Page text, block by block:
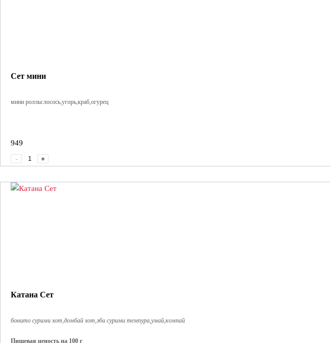
Сет мини
мини роллы:лосось,угорь,краб,огурец
949
-
+
Катана Сет
бонито сурими хот,домбай хот,эби сурими темпура,умай,компай
Пищевая ценость на 100 г